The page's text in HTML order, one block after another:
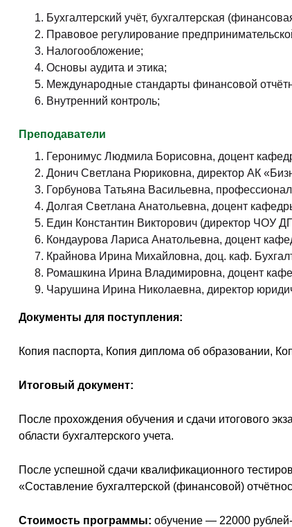
Бухгалтерский учёт, бухгалтерская
Правовое регулирование
Налогообложение;
Основы аудита и этика;
Международные стандарты финансовой
Внутренний контроль;
Преподаватели
Геронимус Людмила Борисовна, доцент
Донич Светлана Рюриковна, директор АК
Горбунова Татьяна Васильевна,
Долгая Светлана Анатольевна, доцент
Един Константин Викторович (директор ЧОУ
Кондаурова Лариса Анатольевна, доцент
Крайнова Ирина Михайловна, доц. каф.
Ромашкина Ирина Владимировна, доцент
Чарушина Ирина Николаевна, директор
Документы для поступления:
Копия паспорта, Копия диплома об образовании,
Итоговый документ:
После прохождения обучения и сдачи итогового
области бухгалтерского учета.
После успешной сдачи квалификационного
«Составление бухгалтерской (финансовой)
Стоимость программы: обучение — 22000